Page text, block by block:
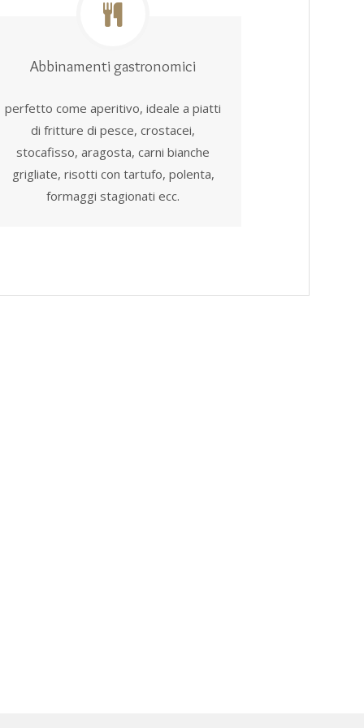
Abbinamenti gastronomici
perfetto come aperitivo, ideale a piatti
di fritture di pesce, crostacei,
stocafisso, aragosta, carni bianche
grigliate, risotti con tartufo, polenta,
formaggi stagionati ecc.